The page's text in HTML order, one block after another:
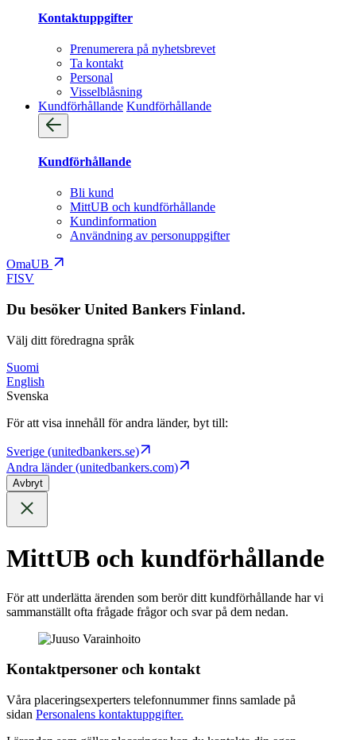
Kontaktuppgifter
Prenumerera på nyhetsbrevet
Ta kontakt
Personal
Visselblåsning
Kundförhållande Kundförhållande
Kundförhållande
Bli kund
MittUB och kundförhållande
Kundinformation
Användning av personuppgifter
OmaUB
FISV
Du besöker United Bankers Finland.
Välj ditt föredragna språk
Suomi
English
Svenska
För att visa innehåll för andra länder, byt till:
Sverige (unitedbankers.se)
Andra länder (unitedbankers.com)
Avbryt
MittUB och kundförhållande
För att underlätta ärenden som berör ditt kundförhållande har vi
sammanställt ofta frågade frågor och svar på dem nedan.
Kontaktpersoner och kontakt
Våra placeringsexperters telefonnummer finns samlade på
sidan Personalens kontaktuppgifter.